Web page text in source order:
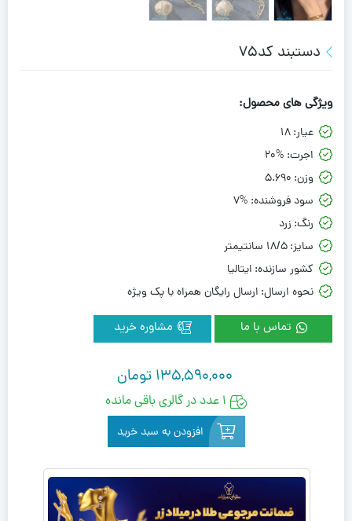
دستبند کد75
ویژگی های محصول:
عیار:18
اجرت: 20%
وزن: 5.690
سود فروشنده: 7%
رنگ: زرد
سایز:18/5 سانتیمتر
کشور سازنده: ایتالیا
نحوه ارسال: ارسال رایگان همراه با پک ویژه
تماس با ما
135,590,000 تومان
1 عدد در گالری باقی مانده
افزودن به سبد خرید